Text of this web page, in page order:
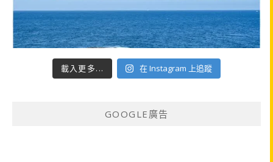
載入更多... 在 Instagram 上追蹤
GOOGLE廣告